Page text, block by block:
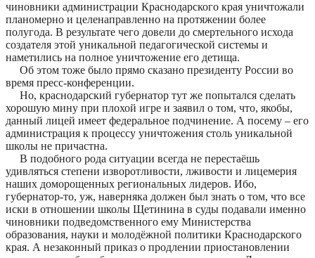
чиновники администрации Краснодарского края уничтожали
планомерно и целенаправленно на протяжении более
полугода. В результате чего довели до смертельного исхода
создателя этой уникальной педагогической системы и
наметились на полное уничтожение его детища.
Об этом тоже было прямо сказано президенту России во
время пресс-конференции.
Но, краснодарский губернатор тут же попытался сделать
хорошую мину при плохой игре и заявил о том, что, якобы,
данный лицей имеет федеральное подчинение. А посему – его
администрация к процессу уничтожения столь уникальной
школы не причастна.
В подобного рода ситуации всегда не перестаёшь
удивляться степени изворотливости, лживости и лицемерия
наших доморощенных региональных лидеров. Ибо,
губернатор-то, уж, наверняка должен был знать о том, что все
иски в отношении школы Щетинина в суды подавали именно
чиновники подведомственного ему Министерства
образования, науки и молодёжной политики Краснодарского
края. А незаконный приказ о продлении приостановлении